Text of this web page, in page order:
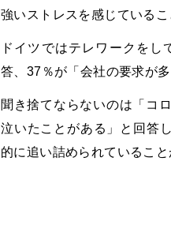
強いストレスを感じているこ
ドイツではテレワークを
答、37％が「会社の要求が
聞き捨てならないのは「コ
泣いたことがある」と回答
的に追い詰められているこ